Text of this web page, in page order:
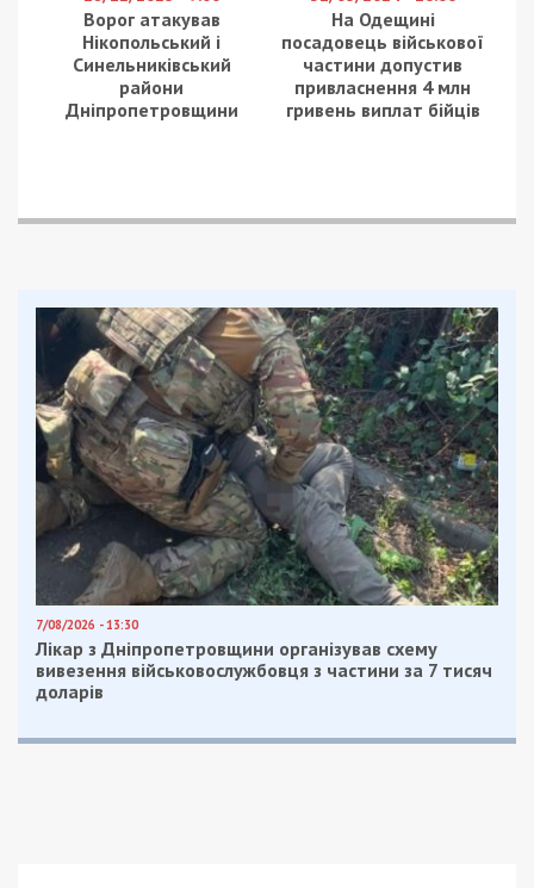
Ворог атакував
Нікопольський і
Синельниківський
райони
Дніпропетровщини
На Одещині
посадовець військової
частини допустив
привласнення 4 млн
гривень виплат бійців
7/08/2026 - 13:30
Лікар з Дніпропетровщини організував схему
вивезення військовослужбовця з частини за 7 тисяч
доларів